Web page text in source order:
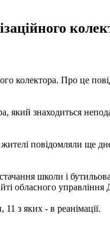
колектора. Про це
який знаходиться
повідомляли ще
школи і
обласного
з яких - в реанімації.